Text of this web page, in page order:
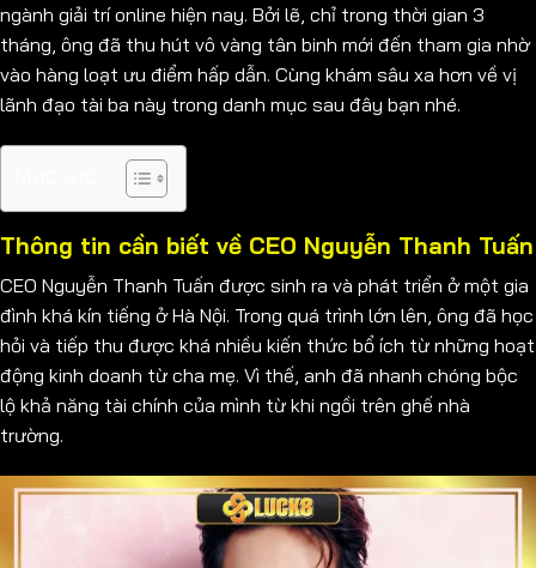
ngành giải trí online hiện nay. Bởi lẽ, chỉ trong thời gian 3
tháng, ông đã thu hút vô vàng tân binh mới đến tham gia nhờ
vào hàng loạt ưu điểm hấp dẫn. Cùng khám sâu xa hơn về vị
lãnh đạo tài ba này trong danh mục sau đây bạn nhé.
Thông tin cần biết về CEO Nguyễn Thanh Tuấn
CEO Nguyễn Thanh Tuấn được sinh ra và phát triển ở một gia
đình khá kín tiếng ở Hà Nội. Trong quá trình lớn lên, ông đã học
hỏi và tiếp thu được khá nhiều kiến thức bổ ích từ những hoạt
động kinh doanh từ cha mẹ. Vì thế, anh đã nhanh chóng bộc
lộ khả năng tài chính của mình từ khi ngồi trên ghế nhà
trường.